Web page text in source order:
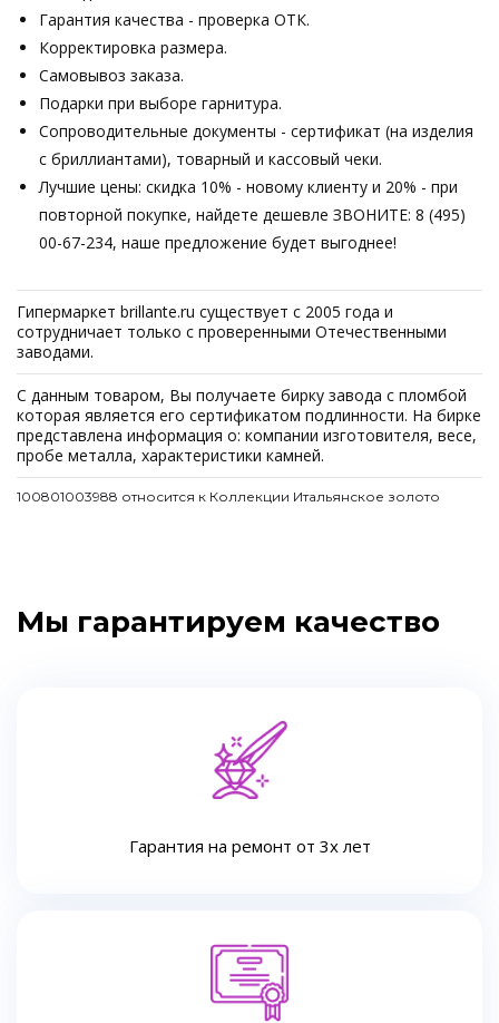
Гарантия качества - проверка ОТК.
Корректировка размера.
Самовывоз заказа.
Подарки при выборе гарнитура.
Сопроводительные документы - сертификат (на изделия
с бриллиантами), товарный и кассовый чеки.
Лучшие цены: скидка 10% - новому клиенту и 20% - при
повторной покупке, найдете дешевле ЗВОНИТЕ: 8 (495)
00-67-234, наше предложение будет выгоднее!
Гипермаркет brillante.ru существует с 2005 года и
сотрудничает только с проверенными Отечественными
заводами.
С данным товаром, Вы получаете бирку завода с пломбой
которая является его сертификатом подлинности. На бирке
представлена информация о: компании изготовителя, весе,
пробе металла, характеристики камней.
100801003988 относится к Коллекции Итальянское золото
Мы гарантируем качество
Гарантия на ремонт от 3х лет